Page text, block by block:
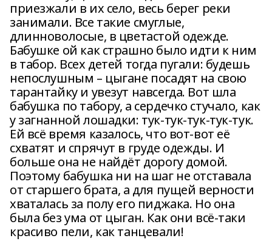
приезжали в их село, весь берег реки
занимали. Все такие смуглые,
длинноволосые, в цветастой одежде.
Бабушке ой как страшно было идти к ним
в табор. Всех детей тогда пугали: будешь
непослушным – цыгане посадят на свою
тарантайку и увезут навсегда. Вот шла
бабушка по табору, а сердечко стучало, как
у загнанной лошадки: тук-тук-тук-тук-тук.
Ей всё время казалось, что вот-вот её
схватят и спрячут в груде одежды. И
больше она не найдёт дорогу домой.
Поэтому бабушка ни на шаг не отставала
от старшего брата, а для пущей верности
хваталась за полу его пиджака. Но она
была без ума от цыган. Как они всё-таки
красиво пели, как танцевали!